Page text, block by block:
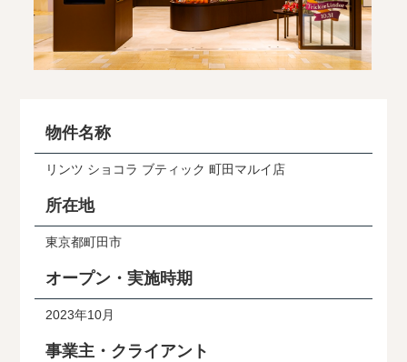
物件名称
リンツ ショコラ ブティック 町田マルイ店
所在地
東京都町田市
オープン・実施時期
2023年10月
事業主・クライアント